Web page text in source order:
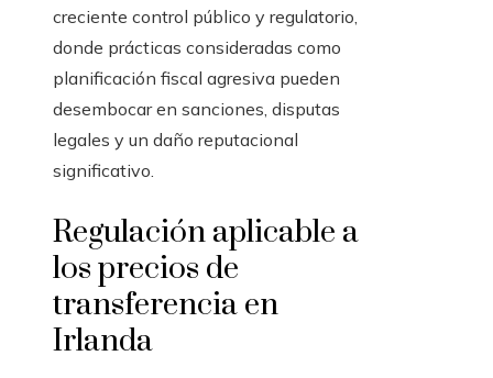
creciente control público y regulatorio,
donde prácticas consideradas como
planificación fiscal agresiva pueden
desembocar en sanciones, disputas
legales y un daño reputacional
significativo.
Regulación aplicable a
los precios de
transferencia en
Irlanda